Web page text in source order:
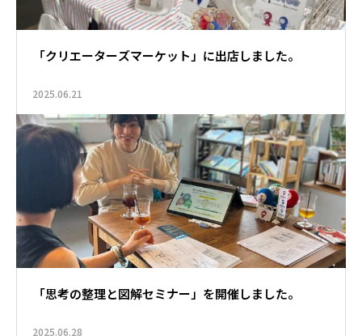
「クリエーターズマーケット」に出店しました。
2025.06.21
「思考の整理と図解セミナー」を開催しました。
2025.06.28